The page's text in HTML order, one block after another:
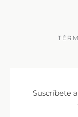
Suscríbete